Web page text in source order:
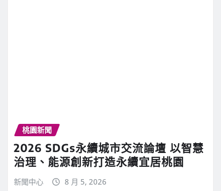
桃園新聞
2026 SDGs永續城市交流論壇 以智慧
治理、能源創新打造永續宜居桃園
新聞中心 8 月 5, 2026